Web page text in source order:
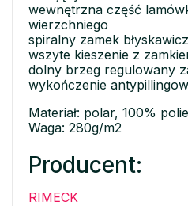
wewnętrzna część
wierzchniego
spiralny zamek
wszyte kieszenie z
dolny brzeg regulowany
wykończenie
Materiał: polar, 100%
Waga: 280g/m2
Producent:
RIMECK